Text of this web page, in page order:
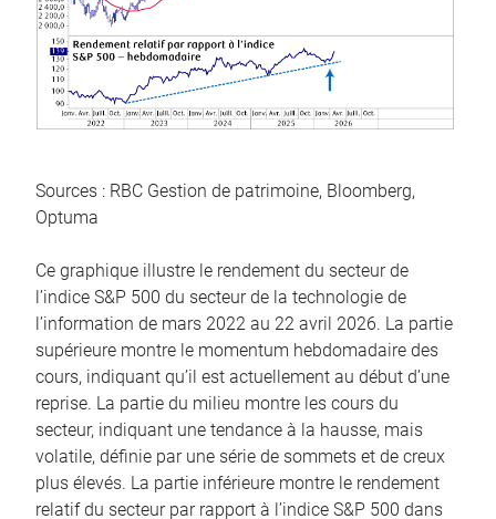
Sources : RBC Gestion de patrimoine, Bloomberg,
Optuma
Ce graphique illustre le rendement du secteur de
l’indice S&P 500 du secteur de la technologie de
l’information de mars 2022 au 22 avril 2026. La partie
supérieure montre le momentum hebdomadaire des
cours, indiquant qu’il est actuellement au début d’une
reprise. La partie du milieu montre les cours du
secteur, indiquant une tendance à la hausse, mais
volatile, définie par une série de sommets et de creux
plus élevés. La partie inférieure montre le rendement
relatif du secteur par rapport à l’indice S&P 500 dans